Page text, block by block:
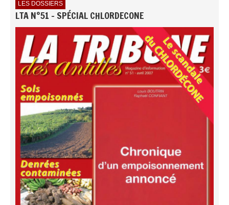
LES DOSSIERS
LTA N°51 - SPÉCIAL CHLORDECONE